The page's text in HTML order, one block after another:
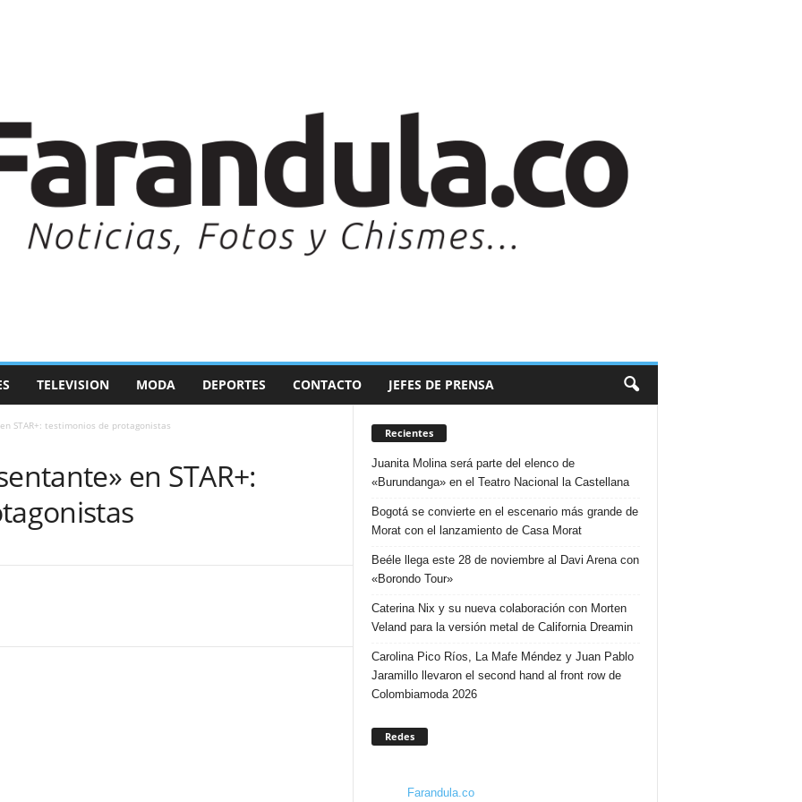
TELEVISION MODA DEPORTES CONTACTO JEFES DE PRENSA
STAR+: testimonios de protagonistas
en STAR+:
Recientes
Juanita Molina será parte del elenco de
«Burundanga» en el Teatro Nacional la Castellana
Bogotá se convierte en el escenario más grande de
Morat con el lanzamiento de Casa Morat
Beéle llega este 28 de noviembre al Davi Arena con
«Borondo Tour»
Caterina Nix y su nueva colaboración con Morten
Veland para la versión metal de California Dreamin
Carolina Pico Ríos, La Mafe Méndez y Juan Pablo
Jaramillo llevaron el second hand al front row de
Colombiamoda 2026
Redes
Farandula.co